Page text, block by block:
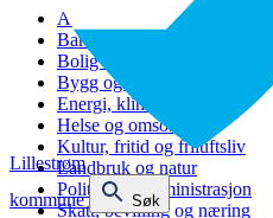
Lillestrøm
kommune
Søk
Avfall og gjenvinning
Barnehage
Bolig og sosiale tjenester
Bygg og eiendom
Energi, klima og miljø
Helse og omsorg
Kultur, fritid og friluftsliv
Landbruk og natur
Politikk og administrasjon
Skatt, bevilling og næring